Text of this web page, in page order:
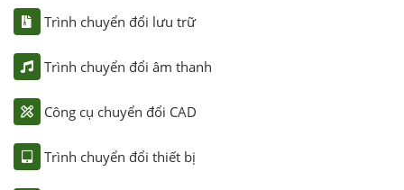
Trình chuyển đổi lưu trữ
Trình chuyển đổi âm thanh
Công cụ chuyển đổi CAD
Trình chuyển đổi thiết bị